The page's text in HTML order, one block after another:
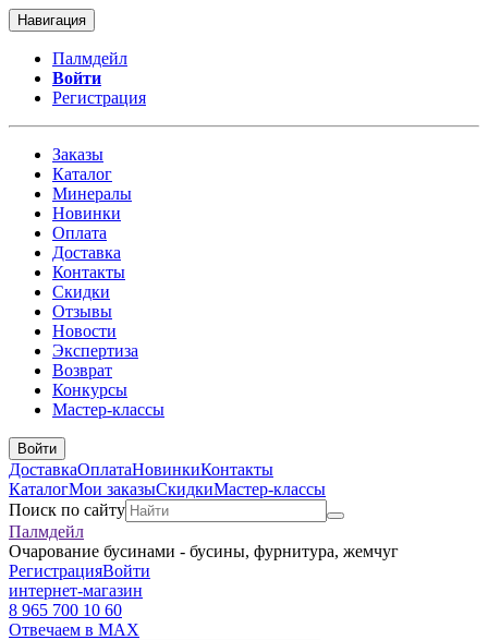
Навигация
Палмдейл
Войти
Регистрация
Заказы
Каталог
Минералы
Новинки
Оплата
Доставка
Контакты
Скидки
Отзывы
Новости
Экспертиза
Возврат
Конкурсы
Мастер-классы
Войти
ДоставкаОплатаНовинкиКонтакты
КаталогМои заказыСкидкиМастер-классы
Поиск по сайту
Палмдейл
Очарование бусинами - бусины, фурнитура, жемчуг
РегистрацияВойти
интернет-магазин
8 965 700 10 60
Отвечаем в MAX